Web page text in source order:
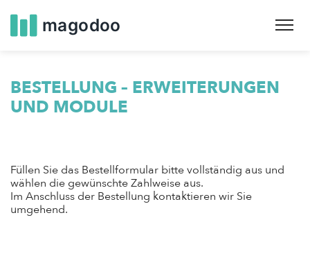
main
BESTELLUNG – ERWEITERUNGEN
UND MODULE
Füllen Sie das Bestellformular bitte vollständig aus und
wählen die gewünschte Zahlweise aus.
Im Anschluss der Bestellung kontaktieren wir Sie
umgehend.